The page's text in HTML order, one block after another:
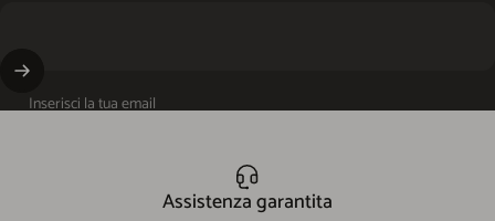
Inserisci la tua email
Assistenza garantita